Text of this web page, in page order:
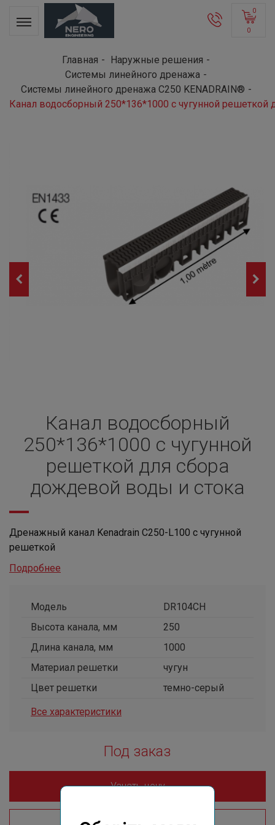
0
0
Главная
Наружные решения
Системы линейного дренажа
Системы линейного дренажа C250 KENADRAIN®
Канал водосборный 250*136*1000 с чугунной
Канал водосборный
250*136*1000 с чугунной
решеткой для сбора
дождевой воды и стока
Дренажный канал Kenadrain C250-L100 с чугунной
решеткой
Подробнее
Модель
DR104CH
Высота канала, мм
250
Длина канала, мм
1000
Материал решетки
чугун
Цвет решетки
темно-серый
Все характеристики
Под заказ
Узнать цену